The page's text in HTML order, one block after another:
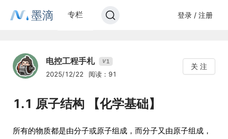
墨滴 专栏 登录 / 注册
电控工程手札 V1
2025/12/22 阅读：91
关 注
1.1 原子结构 【化学基础】
所有的物质都是由分子或原子组成，而分子又由原子组成，